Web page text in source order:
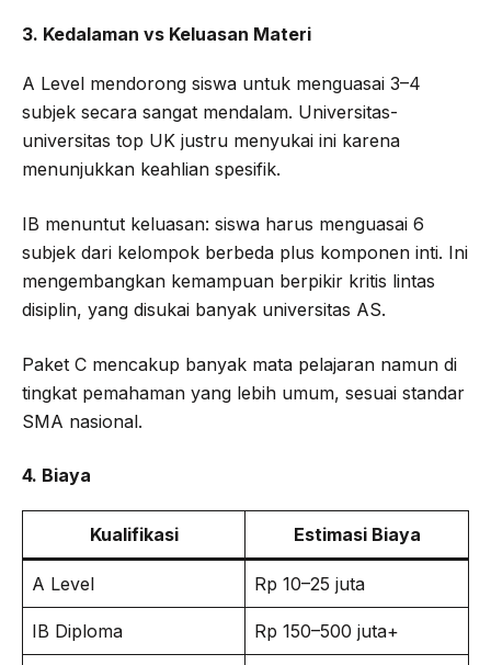
3. Kedalaman vs Keluasan Materi
A Level mendorong siswa untuk menguasai 3–4
subjek secara sangat mendalam. Universitas-
universitas top UK justru menyukai ini karena
menunjukkan keahlian spesifik.
IB menuntut keluasan: siswa harus menguasai 6
subjek dari kelompok berbeda plus komponen inti. Ini
mengembangkan kemampuan berpikir kritis lintas
disiplin, yang disukai banyak universitas AS.
Paket C mencakup banyak mata pelajaran namun di
tingkat pemahaman yang lebih umum, sesuai standar
SMA nasional.
4. Biaya
Kualifikasi Estimasi Biaya
A Level Rp 10–25 juta
IB Diploma Rp 150–500 juta+